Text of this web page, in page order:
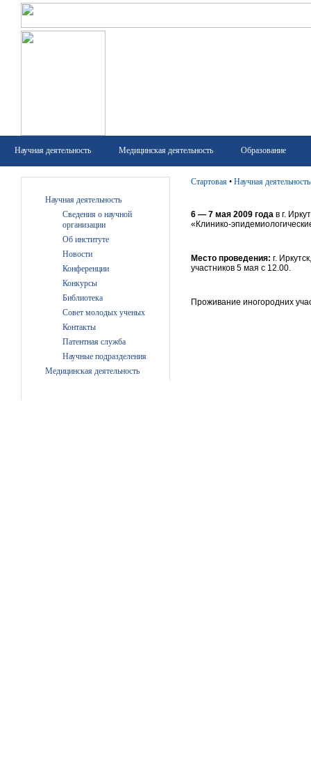
Научная деятельность Медицинская деятельность Образование
Научная деятельность
Сведения о научной
организации
Об институте
Новости
Конференции
Конкурсы
Библиотека
Совет молодых ученых
Контакты
Патентная служба
Научные подразделения
Медицинская деятельность
Стартовая • Научная деятельность
6 — 7 мая 2009 года в г.
« Клинико-
Место проведения: г.
участников 5 мая с 12.00.
Проживание иногородних